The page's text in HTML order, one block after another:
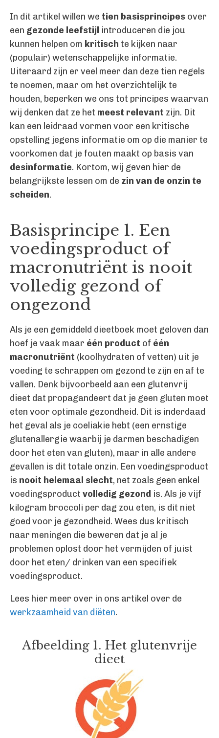
In dit artikel willen we tien basisprincipes over
een gezonde leefstijl introduceren die jou
kunnen helpen om kritisch te kijken naar
(populair) wetenschappelijke informatie.
Uiteraard zijn er veel meer dan deze tien regels
te noemen, maar om het overzichtelijk te
houden, beperken we ons tot principes waarvan
wij denken dat ze het meest relevant zijn. Dit
kan een leidraad vormen voor een kritische
opstelling jegens informatie om op die manier te
voorkomen dat je fouten maakt op basis van
desinformatie. Kortom, wij geven hier de
belangrijkste lessen om de zin van de onzin te
scheiden.
Basisprincipe 1. Een
voedingsproduct of
macronutriënt is nooit
volledig gezond of
ongezond
Als je een gemiddeld dieetboek moet geloven dan
hoef je vaak maar één product of één
macronutriënt (koolhydraten of vetten) uit je
voeding te schrappen om gezond te zijn en af te
vallen. Denk bijvoorbeeld aan een glutenvrij
dieet dat propagandeert dat je geen gluten moet
eten voor optimale gezondheid. Dit is inderdaad
het geval als je coeliakie hebt (een ernstige
glutenallergie waarbij je darmen beschadigen
door het eten van gluten), maar in alle andere
gevallen is dit totale onzin. Een voedingsproduct
is nooit helemaal slecht, net zoals geen enkel
voedingsproduct volledig gezond is. Als je vijf
kilogram broccoli per dag zou eten, is dit niet
goed voor je gezondheid. Wees dus kritisch
naar meningen die beweren dat je al je
problemen oplost door het vermijden of juist
door het eten/ drinken van een specifiek
voedingsproduct.
Lees hier meer over in ons artikel over de
werkzaamheid van diëten.
Afbeelding 1. Het glutenvrije
dieet